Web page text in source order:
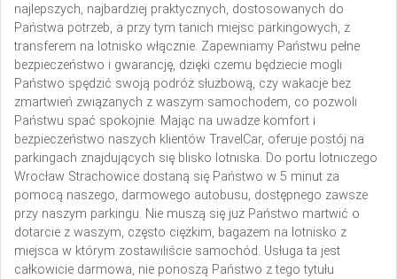
najlepszych, najbardziej praktycznych, dostosowanych do
Państwa potrzeb, a przy tym tanich miejsc parkingowych, z
transferem na lotnisko włącznie. Zapewniamy Państwu pełne
bezpieczeństwo i gwarancję, dzięki czemu będziecie mogli
Państwo spędzić swoją podróż służbową, czy wakacje bez
zmartwień związanych z waszym samochodem, co pozwoli
Państwu spać spokojnie. Mając na uwadze komfort i
bezpieczeństwo naszych klientów TravelCar, oferuje postój na
parkingach znajdujących się blisko lotniska. Do portu lotniczego
Wrocław Strachowice dostaną się Państwo w 5 minut za
pomocą naszego, darmowego autobusu, dostępnego zawsze
przy naszym parkingu. Nie muszą się już Państwo martwić o
dotarcie z waszym, często ciężkim, bagażem na lotnisko z
miejsca w którym zostawiliście samochód. Usługa ta jest
całkowicie darmowa, nie ponoszą Państwo z tego tytułu